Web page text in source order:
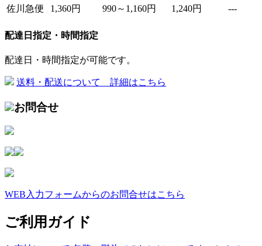
佐川急便
1,360円 990～1,160円 1,240円 ---
配達日指定・時間指定
配達日・時間指定が可能です。
送料・配送について 詳細はこちら
お問合せ
WEB入力フォームからのお問合せはこちら
ご利用ガイド